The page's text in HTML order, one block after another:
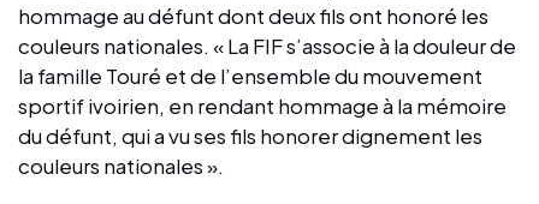
hommage au défunt dont deux fils ont honoré les
couleurs nationales. « La FIF s’associe à la douleur de
la famille Touré et de l’ensemble du mouvement
sportif ivoirien, en rendant hommage à la mémoire
du défunt, qui a vu ses fils honorer dignement les
couleurs nationales ».